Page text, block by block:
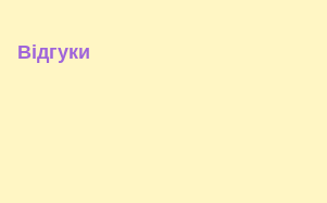
Відгуки